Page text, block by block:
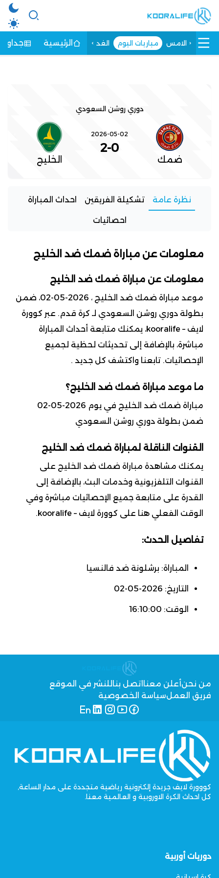
الامس مباريات اليوم الغد الرئيسية جداول
دوري روشن السعودي
ضمك
2026-05-02
0
-
2
الخليج
نظرة عامة تشكيلة الفريقين احداث المباراة
احصائيات
معلومات عن مباراة ضمك ضد الخليج
معلومات عن مباراة ضمك ضد الخليج
موعد مباراة ضمك ضد الخليج ، 2026-05-02، ضمن
بطولة دوري روشن السعودي لـ كرة قدم. عبر كوورة
لايف – kooralife، يمكنك متابعة أحداث المباراة
مباشرة، بالإضافة إلى تحديثات لحظية لجميع
الإحصائيات. تابعنا واكتشف كل جديد .
ما موعد مباراة ضمك ضد الخليج؟
مباراة ضمك ضد الخليج في يوم 2026-05-02
ضمن بطولة دوري روشن السعودي
القنوات الناقلة لمباراة ضمك ضد الخليج
يمكنك مشاهدة مباراة ضمك ضد الخليج على
القنوات التلفزيونية وخدمات البث، بالإضافة إلى
القدرة على متابعة جميع الإحصائيات مباشرة وفي
الوقت الفعلي هنا على كوورة لايف – kooralife.
تفاصيل الحدث:
المباراة: برشلونة ضد فالنسيا
التاريخ: 2026-05-02
الوقت: 16:10:00
من نحنأعلن معنا اتصل بنا للنشر في الموقع
فريق العملسياسة الخصوصية
كووورة لايف جريدة إلكترونية رياضية متجددة على مدار الساعة,
كل احداث الكرة الاوروبية و العالمية معنا.
دوريات أوربية